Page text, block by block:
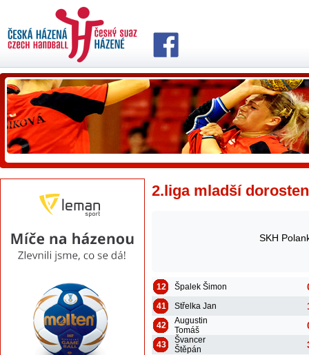
2.liga mladší
SKH
12 Špalek Šimon
41 Střelka Jan
42
Augustin
Tomáš
43
Švancer
Štěpán